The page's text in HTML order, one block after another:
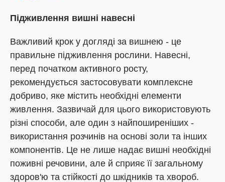
Підживлення вишні навесні
Важливий крок у догляді за вишнею - це
правильне підживлення рослини. Навесні,
перед початком активного росту,
рекомендується застосовувати комплексне
добриво, яке містить необхідні елементи
живлення. Зазвичай для цього використовують
різні способи, але один з найпоширеніших -
використання розчинів на основі золи та інших
компонентів. Це не лише надає вишні необхідні
поживні речовини, але й сприяє її загальному
здоров'ю та стійкості до шкідників та хвороб.